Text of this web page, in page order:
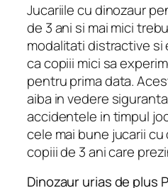
Jucariile cu dinozaur
de 3 ani si mai mici
modalitati distractive
ca copiii mici sa
pentru prima data.
aiba in vedere
accidentele in timpul
cele mai bune jucarii
copiii de 3 ani care
Dinozaur urias de plus